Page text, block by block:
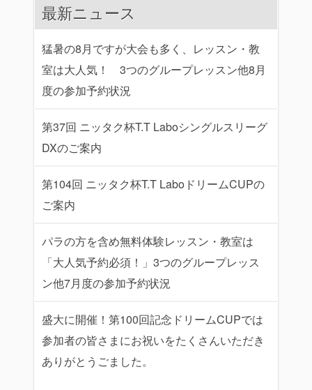
最新ニュース
猛暑の8月ですが大会も多く、レッスン・教
室は大人気！ 3つのグループレッスン他8月
度の参加予約状況
第37回 ニッタク杯T.T Laboシングルスリーグ
DXのご案内
第104回 ニッタク杯T.T LaboドリームCUPの
ご案内
パラの方を含め無料体験レッスン・教室は
「大人気予約必須！」3つのグループレッス
ン他7月度の参加予約状況
盛大に開催！第100回記念ドリームCUPでは
参加者の皆さまにお祝いをたくさんいただき
ありがとうごました。